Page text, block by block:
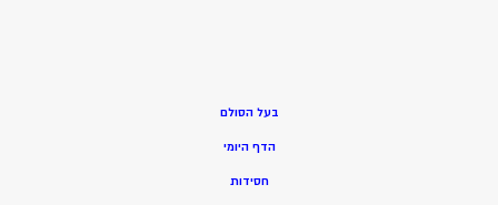
בעל הסולם
הדף היומי
חסידות